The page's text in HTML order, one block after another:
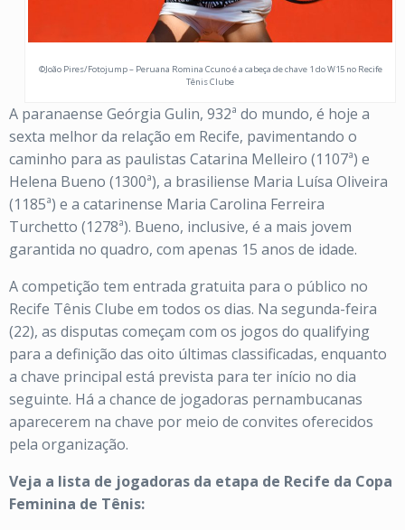
©João Pires/Fotojump – Peruana Romina Ccuno é a cabeça de chave 1 do W15 no Recife
Tênis Clube
A paranaense Geórgia Gulin, 932ª do mundo, é hoje a
sexta melhor da relação em Recife, pavimentando o
caminho para as paulistas Catarina Melleiro (1107ª) e
Helena Bueno (1300ª), a brasiliense Maria Luísa Oliveira
(1185ª) e a catarinense Maria Carolina Ferreira
Turchetto (1278ª). Bueno, inclusive, é a mais jovem
garantida no quadro, com apenas 15 anos de idade.
A competição tem entrada gratuita para o público no
Recife Tênis Clube em todos os dias. Na segunda-feira
(22), as disputas começam com os jogos do qualifying
para a definição das oito últimas classificadas, enquanto
a chave principal está prevista para ter início no dia
seguinte. Há a chance de jogadoras pernambucanas
aparecerem na chave por meio de convites oferecidos
pela organização.
Veja a lista de jogadoras da etapa de Recife da Copa
Feminina de Tênis: